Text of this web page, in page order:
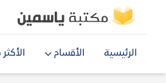
الرئيسية الأقسام